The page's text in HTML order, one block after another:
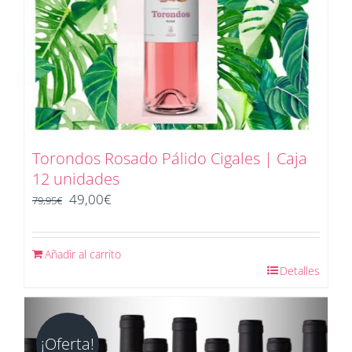
Torondos Rosado Pálido Cigales | Caja
12 unidades
79,95€ El
original
era:
49,00€
actual
es:
Añadir al carrito
Detalles
¡Oferta!